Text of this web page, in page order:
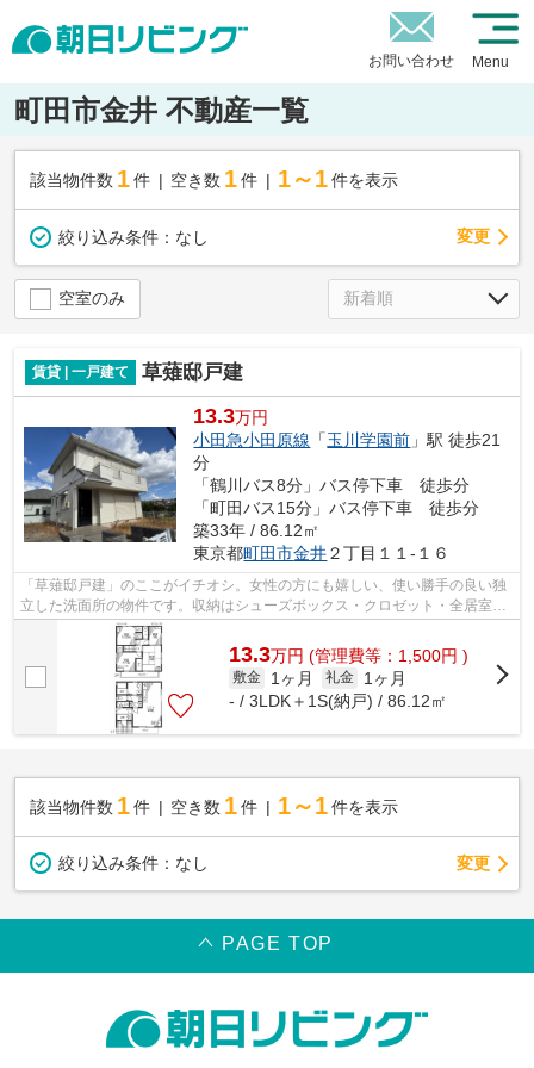
お問い合わせ Menu
町田市金井 不動産一覧
該当物件数 1件 空き数 1 件 1～1 件を表示
絞り込み条件： なし 変更
空室のみ
賃貸 | 一戸建て 草薙邸戸建
13.3万円
小田急小田原線 「玉川学園前 」駅 徒歩21
分
「鶴川バス8分」バス停下車 徒歩分
「町田バス15分」バス停下車 徒歩分
築33年 / 86.12㎡
東京都町田市金井２丁目１１-１６
「草薙邸戸建」のここがイチオシ。女性の方にも嬉しい、使い勝手の良い独
立した洗面所の物件です。収納はシューズボックス・クロゼット・全居室収
納などが備え付けられているので、衣...
13.3万円 (管理費等：1,500円 )
敷金 1ヶ月 礼金
1ヶ月
- / 3LDK＋1S(納戸) / 86.12㎡
該当物件数 1件 空き数 1 件 1～1 件を表示
絞り込み条件： なし 変更
PAGE TOP